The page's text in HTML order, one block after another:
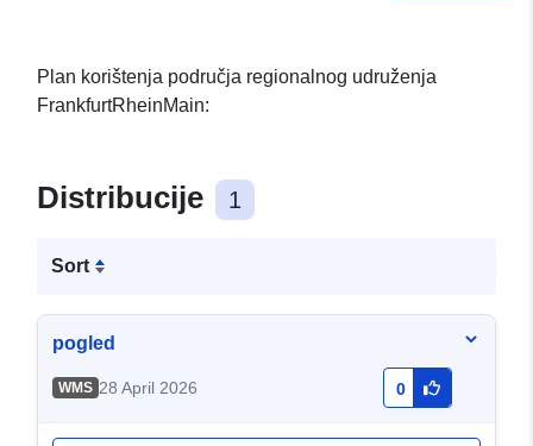
Plan korištenja područja regionalnog udruženja
FrankfurtRheinMain:
Distribucije 1
Sort
pogled
WMS 28 April 2026 0